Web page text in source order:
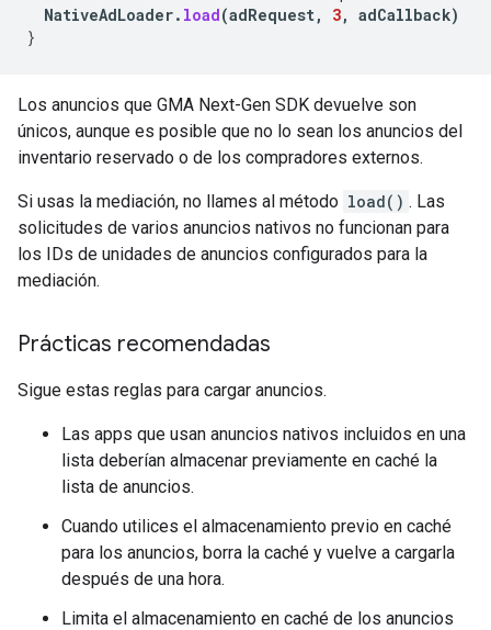
NativeAdLoader. load(adRequest, 3, adCallback)
}
Los anuncios que GMA Next-Gen SDK devuelve son
únicos, aunque es posible que no lo sean los anuncios del
inventario reservado o de los compradores externos.
Si usas la mediación, no llames al método load() . Las
solicitudes de varios anuncios nativos no funcionan para
los IDs de unidades de anuncios configurados para la
mediación.
Prácticas recomendadas
Sigue estas reglas para cargar anuncios.
Las apps que usan anuncios nativos incluidos en una
lista deberían almacenar previamente en caché la
lista de anuncios.
Cuando utilices el almacenamiento previo en caché
para los anuncios, borra la caché y vuelve a cargarla
después de una hora.
Limita el almacenamiento en caché de los anuncios